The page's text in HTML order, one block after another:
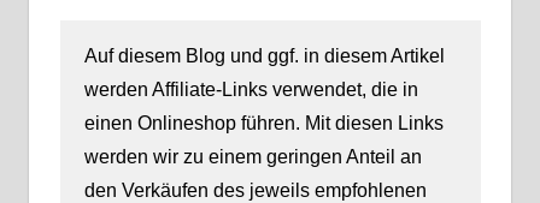
Auf diesem Blog und ggf. in diesem Artikel
werden Affiliate-Links verwendet, die in
einen Onlineshop führen. Mit diesen Links
werden wir zu einem geringen Anteil an
den Verkäufen des jeweils empfohlenen